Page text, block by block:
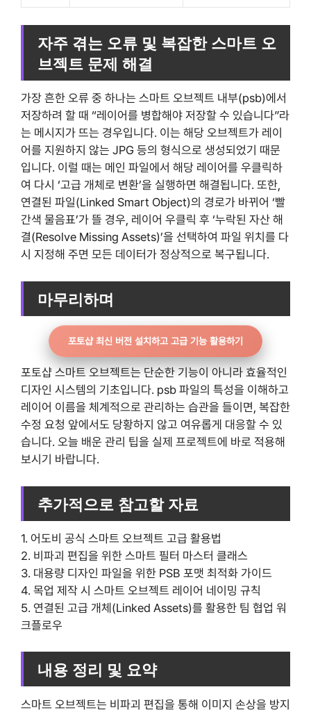
자주 겪는 오류 및 복잡한 스마트 오
브젝트 문제 해결
가장 흔한 오류 중 하나는 스마트 오브젝트 내부(psb)에서
저장하려 할 때 “레이어를 병합해야 저장할 수 있습니다”라
는 메시지가 뜨는 경우입니다. 이는 해당 오브젝트가 레이
어를 지원하지 않는 JPG 등의 형식으로 생성되었기 때문
입니다. 이럴 때는 메인 파일에서 해당 레이어를 우클릭하
여 다시 ‘고급 개체로 변환’을 실행하면 해결됩니다. 또한,
연결된 파일(Linked Smart Object)의 경로가 바뀌어 ‘빨
간색 물음표’가 뜰 경우, 레이어 우클릭 후 ‘누락된 자산 해
결(Resolve Missing Assets)’을 선택하여 파일 위치를 다
시 지정해 주면 모든 데이터가 정상적으로 복구됩니다.
마무리하며
포토샵 최신 버전 설치하고 고급 기능 활용하기
포토샵 스마트 오브젝트는 단순한 기능이 아니라 효율적인
디자인 시스템의 기초입니다. psb 파일의 특성을 이해하고
레이어 이름을 체계적으로 관리하는 습관을 들이면, 복잡한
수정 요청 앞에서도 당황하지 않고 여유롭게 대응할 수 있
습니다. 오늘 배운 관리 팁을 실제 프로젝트에 바로 적용해
보시기 바랍니다.
추가적으로 참고할 자료
1. 어도비 공식 스마트 오브젝트 고급 활용법
2. 비파괴 편집을 위한 스마트 필터 마스터 클래스
3. 대용량 디자인 파일을 위한 PSB 포맷 최적화 가이드
4. 목업 제작 시 스마트 오브젝트 레이어 네이밍 규칙
5. 연결된 고급 개체(Linked Assets)를 활용한 팀 협업 워
크플로우
내용 정리 및 요약
스마트 오브젝트는 비파괴 편집을 통해 이미지 손상을 방지